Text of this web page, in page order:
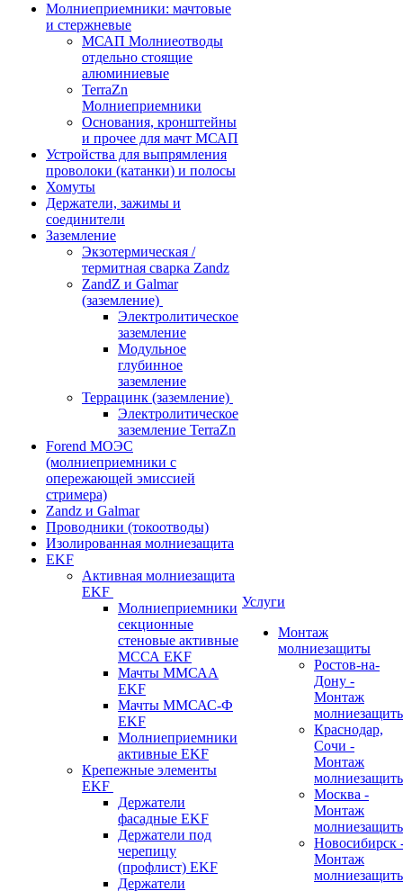
Молниеприемники: мачтовые
и стержневые
МСАП Молниеотводы
отдельно стоящие
алюминиевые
TerraZn
Молниеприемники
Основания, кронштейны
и прочее для мачт МСАП
Устройства для выпрямления
проволоки (катанки) и полосы
Хомуты
Держатели, зажимы и
соединители
Заземление
Экзотермическая /
термитная сварка Zandz
ZandZ и Galmar
(заземление)
Электролитическое
заземление
Модульное
глубинное
заземление
Террацинк (заземление)
Электролитическое
заземление TerraZn
Forend МОЭС
(молниеприемники с
опережающей эмиссией
стримера)
Zandz и Galmar
Проводники (токоотводы)
Изолированная молниезащита
EKF
Активная молниезащита
EKF
Молниеприемники
секционные
стеновые активные
МССА EKF
Мачты ММСАА
EKF
Мачты ММСАС-Ф
EKF
Молниеприемники
активные EKF
Крепежные элементы
EKF
Держатели
фасадные EKF
Держатели под
черепицу
(профлист) EKF
Держатели
Услуги
Монтаж
молниезащиты
Ростов-на-
Дону -
Монтаж
Краснодар,
Сочи -
Монтаж
Москва -
Монтаж
Новосибирск
Монтаж